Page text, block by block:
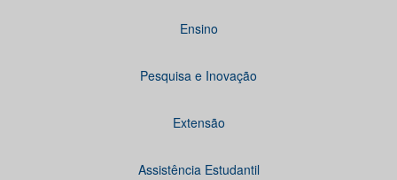
Ensino
Pesquisa e Inovação
Extensão
Assistência Estudantil